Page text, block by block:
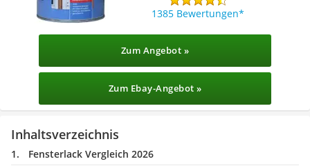
1385 Bewertungen
Zum Angebot »
Zum Ebay-Angebot »
Inhaltsverzeichnis
Fensterlack Vergleich 2026